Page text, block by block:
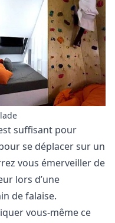
suffisant pour
se déplacer sur un
vous émerveiller de
lors d’une
de falaise.
vous-même ce